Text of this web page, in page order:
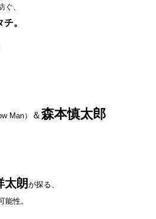
ぐ、
。
Man） ＆森本慎太郎
太朗が探る、
能性。